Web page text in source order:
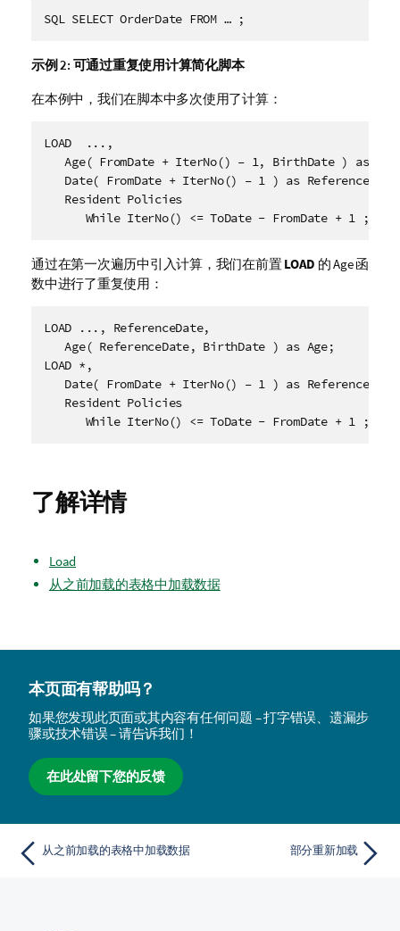
SQL SELECT OrderDate FROM … ;
示例 2: 可通过重复使用计算简化脚本
在本例中，我们在脚本中多次使用了计算：
LOAD  ...,
Age( FromDate + IterNo() – 1, BirthDate ) as
   Date( FromDate + IterNo() – 1 ) as ReferenceDate
   Resident Policies
      While IterNo() <= ToDate - FromDate + 1 ;
通过在第一次遍历中引入计算，我们在前置LOAD 的 Age 函
数中进行了重复使用：
LOAD ..., ReferenceDate,
   Age( ReferenceDate, BirthDate ) as Age;
LOAD *,
   Date( FromDate + IterNo() – 1 ) as ReferenceDate
   Resident Policies
      While IterNo() <= ToDate - FromDate + 1 ;
了解详情
Load
从之前加载的表格中加载数据
本页面有帮助吗？
如果您发现此页面或其内容有任何问题 – 打字错误、遗漏步
骤或技术错误 – 请告诉我们！
在此处留下您的反馈
从之前加载的表格中加载数据 部分重新加载